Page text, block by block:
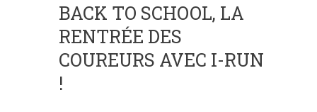
BACK TO SCHOOL, LA
RENTRÉE DES
COUREURS AVEC I-RUN
!